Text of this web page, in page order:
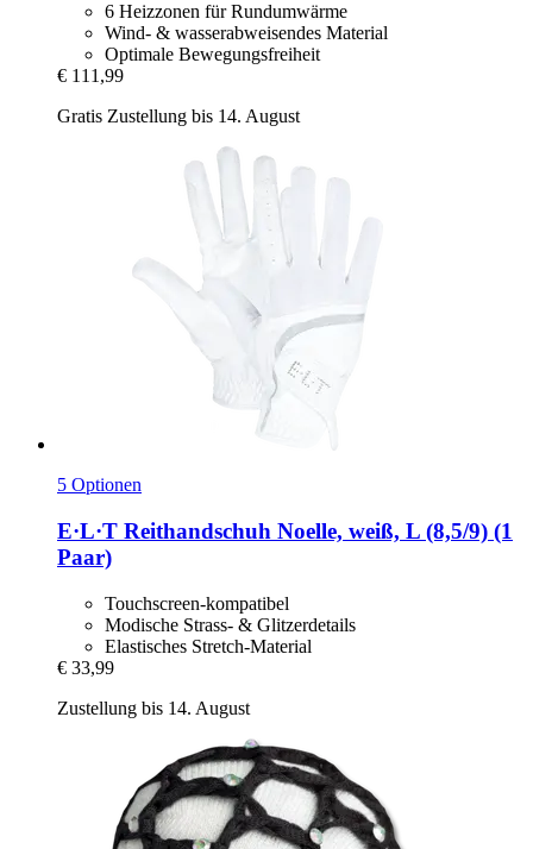
6 Heizzonen für Rundumwärme
Wind- & wasserabweisendes Material
Optimale Bewegungsfreiheit
€ 111,99
Gratis Zustellung bis 14. August
5 Optionen
E·L·T Reithandschuh Noelle, weiß, L (8,5/9) (1
Paar)
Touchscreen-kompatibel
Modische Strass- & Glitzerdetails
Elastisches Stretch-Material
€ 33,99
Zustellung bis 14. August